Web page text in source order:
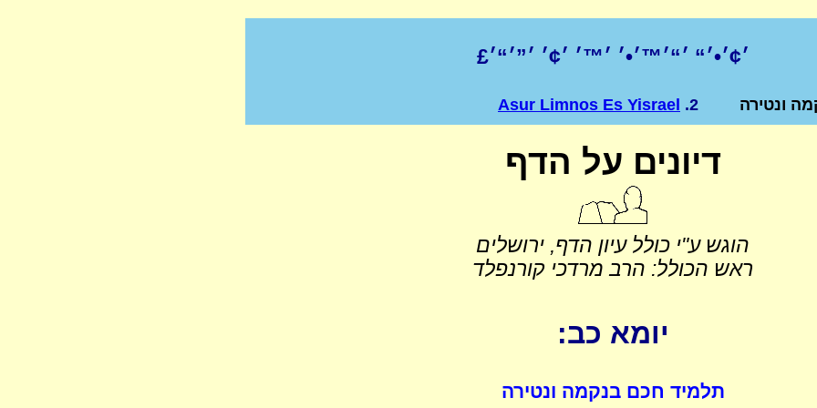
׳¢׳•׳“ ׳“׳™׳•׳ ׳™׳ ׳¢׳ ׳”׳“׳£
ונטירה 2.
Asur Limnos Es Yisrael
דיונים על הדף
הוגש ע"י כולל עיון הדף, ירושלים
ראש הכולל: הרב מרדכי קורנפלד
יומא כב:
תלמיד חכם בנקמה ונטירה